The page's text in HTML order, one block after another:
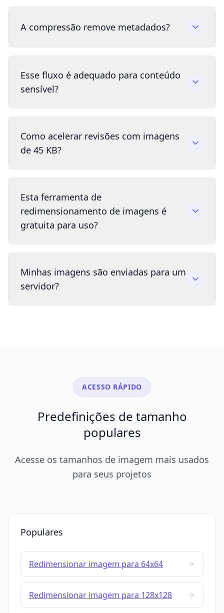
A compressão remove metadados?
Esse fluxo é adequado para conteúdo
sensível?
Como acelerar revisões com imagens
de 45 KB?
Esta ferramenta de
redimensionamento de imagens é
gratuita para uso?
Minhas imagens são enviadas para um
servidor?
ACESSO RÁPIDO
Predefinições de tamanho
populares
Acesse os tamanhos de imagem mais usados
para seus projetos
Populares
Redimensionar imagem para 64x64
Redimensionar imagem para 128x128